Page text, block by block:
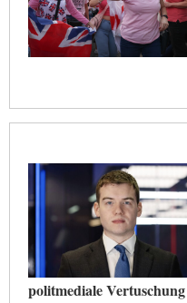
politmediale Vertuschung